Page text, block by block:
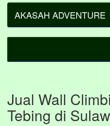
AKASAH ADVENTURE
Jual Wall
Tebing di